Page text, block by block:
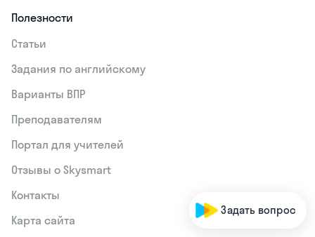
Полезности
Статьи
Задания по английскому
Варианты ВПР
Преподавателям
Портал для учителей
Отзывы о Skysmart
Контакты
Карта сайта
Задать вопрос